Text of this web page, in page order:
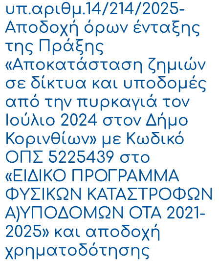
υπ.αριθμ.14/214/2025-
Αποδοχή όρων ένταξης
της Πράξης
«Αποκατάσταση ζημιών
σε δίκτυα και υποδομές
από την πυρκαγιά τον
Ιούλιο 2024 στον Δήμο
Κορινθίων» με Κωδικό
ΟΠΣ 5225439 στο
«ΕΙΔΙΚΟ ΠΡΟΓΡΑΜΜΑ
ΦΥΣΙΚΩΝ ΚΑΤΑΣΤΡΟΦΩΝ
Α)ΥΠΟΔΟΜΩΝ ΟΤΑ 2021-
2025» και αποδοχή
χρηματοδότησης